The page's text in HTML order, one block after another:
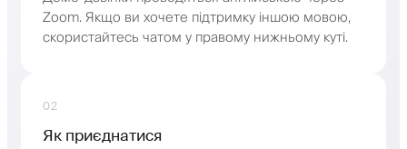
Zoom. Якщо ви хочете підтримку іншою мовою,
скористайтесь чатом у правому нижньому куті.
02
Як приєднатися